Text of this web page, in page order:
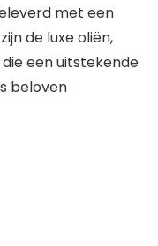
met een
de luxe oliën,
een uitstekende
beloven